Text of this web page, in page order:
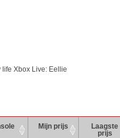
life Xbox Live: Eellie
Mijn prijs
Laagste
prijs